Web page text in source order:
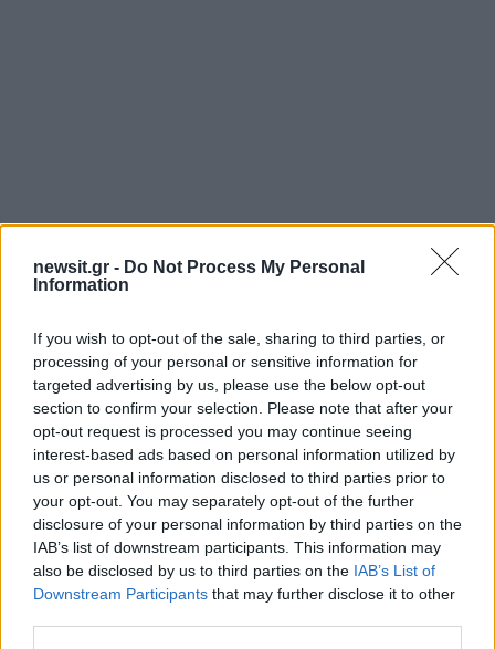
newsit.gr - Do Not Process My Personal
Information
If you wish to opt-out of the sale, sharing to third parties, or
processing of your personal or sensitive information for
targeted advertising by us, please use the below opt-out
section to confirm your selection. Please note that after your
opt-out request is processed you may continue seeing
interest-based ads based on personal information utilized by
us or personal information disclosed to third parties prior to
your opt-out. You may separately opt-out of the further
disclosure of your personal information by third parties on the
IAB’s list of downstream participants. This information may
also be disclosed by us to third parties on the IAB’s List of
Downstream Participants that may further disclose it to other
Από τη θεωρία στην πράξη:
Πώς το Novibet Backend
Academy εκπαιδεύει τη νέα
Ψάθα: «Δεν υπήρξε
πρόβλημα με τα
ελικόπτερα»